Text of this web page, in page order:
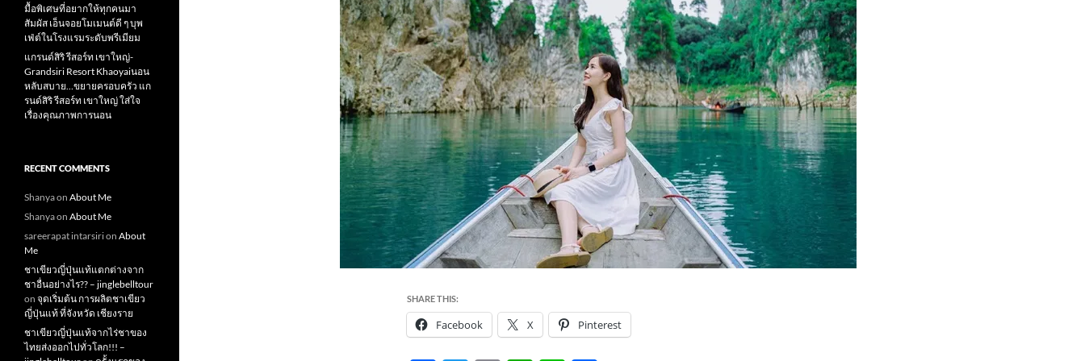
SHARE THIS:
Facebook X Pinterest
มื้อพิเศษที่อยากให้ทุกคนมา
สัมผัส เอ็นจอยโมเมนต์ดี ๆ บุพ
เฟ่ต์ในโรงแรมระดับพรีเมียม
แกรนด์สิริ​ รีสอร์ท​ เขาใหญ่​-
Grandsiri​ Resort​ Khaoyaiนอน
หลับสบาย…ขยายครอบครัว แก
รนด์สิริ รีสอร์ท เขาใหญ่ ใส่ใจ
เรื่องคุณภาพการนอน
RECENT COMMENTS
Shanyaon About Me
Shanyaon About Me
sareerapat intarsirion About
Me
ชาเขียวญี่ปุ่นแท้แตกต่างจาก
ชาอื่นอย่างไร?? – jinglebelltour
on จุดเริ่มต้น การผลิตชาเขียว
ญี่ปุ่นแท้ ที่จังหวัด เชียงราย
ชาเขียวญี่ปุ่นแท้จากไร่ชาของ
ไทยส่งออกไปทั่วโลก!!! –